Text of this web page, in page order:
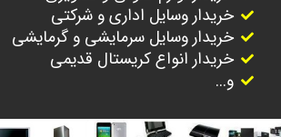
خریدار وسایل اداری و شرکتی
خریدار وسایل سرمایشی و گرمایشی
خریدار انواع کریستال قدیمی
و...